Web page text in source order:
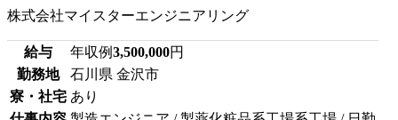
株式会社マイスターエンジニアリング
給与 年収例3,500,000円
勤務地
石川県 金沢市
寮・社宅 あり